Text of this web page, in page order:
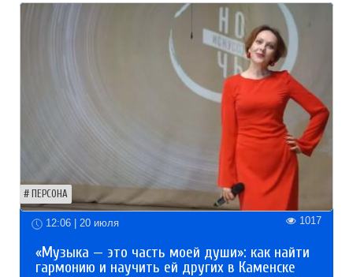
ПЕРСОНА
12:06 | 20 июля 1017
«Музыка — это часть моей души»: как найти
гармонию и научить ей других в Каменске